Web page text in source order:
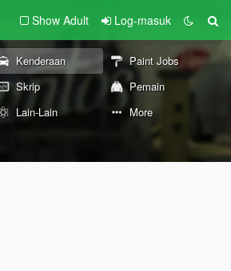
Show Adult Log-masuk
Kenderaan
Paint Jobs
Skrip
Pemain
Lain-Lain More